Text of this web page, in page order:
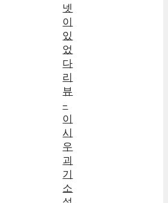
넷
이
있
었
다
리
뷰
–
이
시
우
괴
기
소